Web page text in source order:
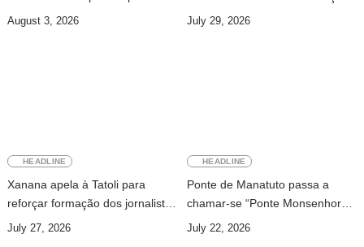
cobertura da segurança social
August 3, 2026
Pública
July 29, 2026
HEADLINE
Xanana apela à Tatoli para
reforçar formação dos jornalistas
e investir na investigação
July 27, 2026
HEADLINE
Ponte de Manatuto passa a
chamar-se “Ponte Monsenhor
Martinho da Costa Lopes”
July 22, 2026